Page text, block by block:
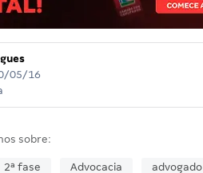
05/16
sobre:
2ª fase Advocacia advogado